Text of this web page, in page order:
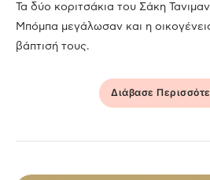
Τα δύο κοριτσάκια του Σάκη
Μπόμπα μεγάλωσαν και η
βάπτισή τους.
Διάβασε